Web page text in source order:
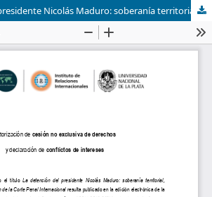
La detención del presidente Nicolás Maduro: soberanía territorial, inmunidades e intervención de la Corte Penal Internacional